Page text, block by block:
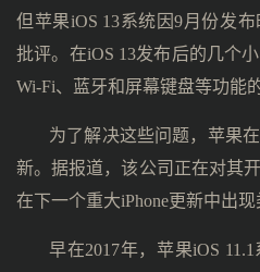
但苹果iOS 13系统因9月份发
批评。在iOS 13发布后的几个
Wi-Fi、蓝牙和屏幕键盘等功能
为了解决这些问题，苹果
新。据报道，该公司正在对其
在下一个重大iPhone更新中出现
早在2017年，苹果iOS